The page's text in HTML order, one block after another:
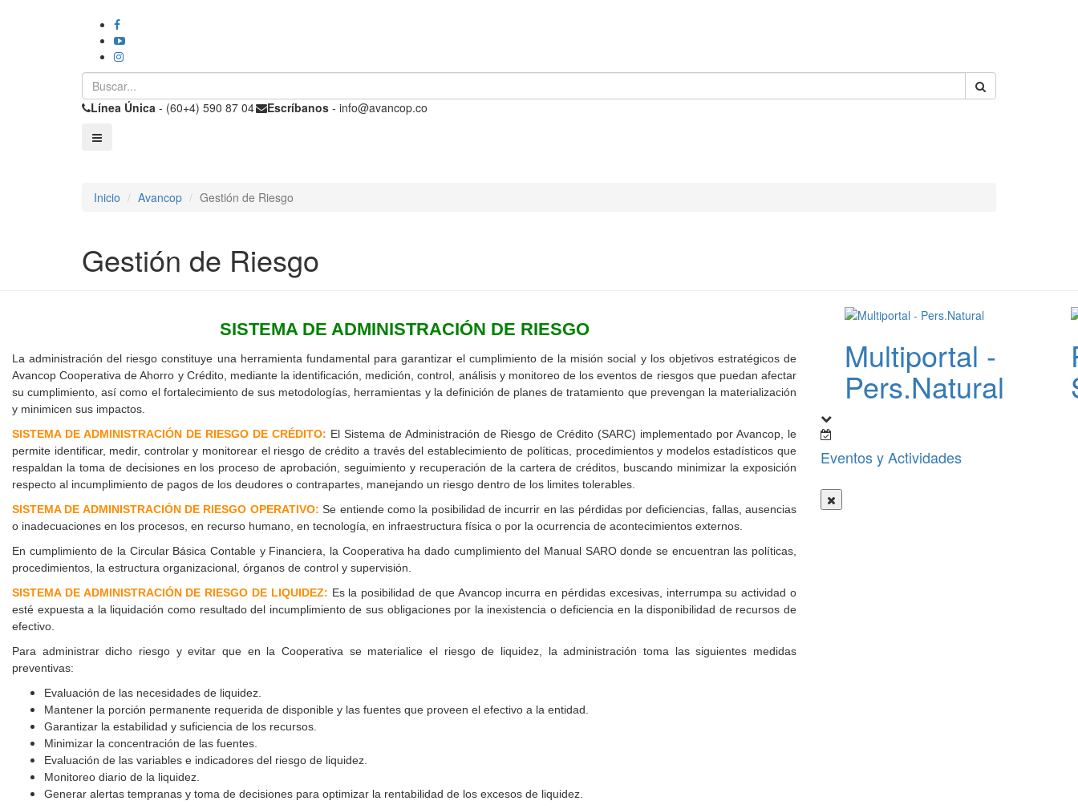
Línea Única - (60+4) 590 87 04 Escríbanos - info@avancop.co
Inicio Avancop Gestión de Riesgo
Gestión de Riesgo
SISTEMA DE ADMINISTRACIÓN DE RIESGO
La administración del riesgo constituye una herramienta fundamental para garantizar el cumplimiento de la misión social y los objetivos estratégicos de
Avancop Cooperativa de Ahorro y Crédito, mediante la identificación, medición, control, análisis y monitoreo de los eventos de riesgos que puedan afectar
su cumplimiento, así como el fortalecimiento de sus metodologías, herramientas y la definición de planes de tratamiento que prevengan la materialización
y minimicen sus impactos.
SISTEMA DE ADMINISTRACIÓN DE RIESGO DE CRÉDITO: El Sistema de Administración de Riesgo de Crédito (SARC) implementado por Avancop, le
permite identificar, medir, controlar y monitorear el riesgo de crédito a través del establecimiento de políticas, procedimientos y modelos estadísticos que
respaldan la toma de decisiones en los proceso de aprobación, seguimiento y recuperación de la cartera de créditos, buscando minimizar la exposición
respecto al incumplimiento de pagos de los deudores o contrapartes, manejando un riesgo dentro de los limites tolerables.
SISTEMA DE ADMINISTRACIÓN DE RIESGO OPERATIVO: Se entiende como la posibilidad de incurrir en las pérdidas por deficiencias, fallas, ausencias
o inadecuaciones en los procesos, en recurso humano, en tecnología, en infraestructura física o por la ocurrencia de acontecimientos externos.
En cumplimiento de la Circular Básica Contable y Financiera, la Cooperativa ha dado cumplimiento del Manual SARO donde se encuentran las políticas,
procedimientos, la estructura organizacional, órganos de control y supervisión.
SISTEMA DE ADMINISTRACIÓN DE RIESGO DE LIQUIDEZ: Es la posibilidad de que Avancop incurra en pérdidas excesivas, interrumpa su actividad o
esté expuesta a la liquidación como resultado del incumplimiento de sus obligaciones por la inexistencia o deficiencia en la disponibilidad de recursos de
efectivo.
Para administrar dicho riesgo y evitar que en la Cooperativa se materialice el riesgo de liquidez, la administración toma las siguientes medidas
preventivas:
Evaluación de las necesidades de liquidez.
Mantener la porción permanente requerida de disponible y las fuentes que proveen el efectivo a la entidad.
Garantizar la estabilidad y suficiencia de los recursos.
Minimizar la concentración de las fuentes.
Evaluación de las variables e indicadores del riesgo de liquidez.
Monitoreo diario de la liquidez.
Generar alertas tempranas y toma de decisiones para optimizar la rentabilidad de los excesos de liquidez.
Multiportal -
Pers.Natural
Eventos y Actividades